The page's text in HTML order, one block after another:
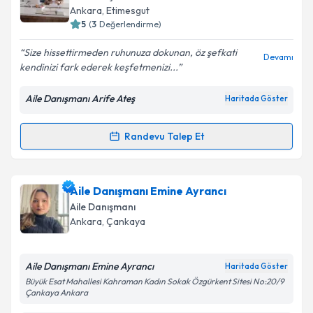
Ankara, Etimesgut
5 (3 Değerlendirme)
Size hissettirmeden ruhunuza dokunan, öz şefkati
kendinizi fark ederek keşfetmenizi...
Devamı
Aile Danışmanı Arife Ateş Haritada Göster
Randevu Talep Et
Randevu Takvimi Talebi
Aile Danışmanı Arife Ateşiçin randevu takvimi talebi
oluşturun. Size bu uzmandan randevu almanız için bir
takvim hazırlandığında e-posta ile bilgilendireceğiz.
Aile Danışmanı Emine Ayrancı
Aile Danışmanı
Ankara, Çankaya
Aile Danışmanı Emine Ayrancı Haritada Göster
Büyük Esat Mahallesi Kahraman Kadın Sokak Özgürkent Sitesi No:20/9
Çankaya Ankara